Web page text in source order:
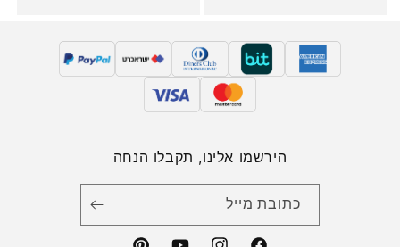
הירשמו אלינו, תקבלו הנחה
כתובת מייל